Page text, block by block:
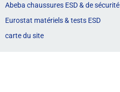
Abeba chaussures ESD & de sécurité
Eurostat matériels & tests ESD
carte du site